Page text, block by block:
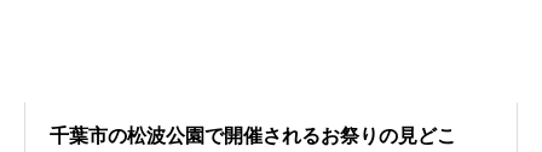
千葉市の松波公園で開催されるお祭りの見どこ